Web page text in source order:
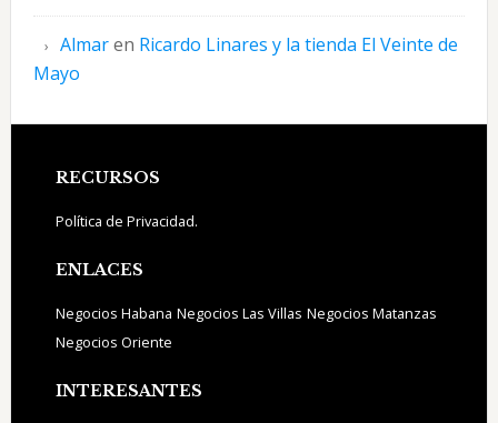
Almaren Ricardo Linares y la tienda El Veinte de
Mayo
Footer
RECURSOS
Política de Privacidad.
ENLACES
Negocios Habana Negocios Las Villas Negocios Matanzas
Negocios Oriente
INTERESANTES